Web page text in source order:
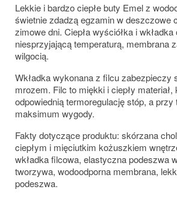
Lekkie i bardzo ciepłe buty Emel z
świetnie zdadzą egzamin w deszczowe
zimowe dni. Ciepła wyściółka i
niesprzyjającą temperaturą, membrana
wilgocią.
Wkładka wykonana z filcu zabezpieczy
mrozem. Filc to miękki i ciepły
odpowiednią termoregulację stóp, a
maksimum wygody.
Fakty dotyczące produktu: skórzana
ciepłym i mięciutkim kożuszkiem
wkładka filcowa, elastyczna podeszwa
tworzywa, wodoodporna membrana,
podeszwa.